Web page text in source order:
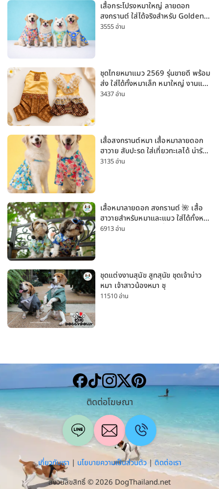
เสื้อกระโปรงหมาใหญ่ ลายดอก
สงกรานต์ ใส่ได้จริงสำหรับ Golden
Husky Labrador [อัปเดต 2026]
3555 อ่าน
ชุดไทยหมาแมว 2569 รุ่นขายดี พร้อม
ส่ง ใส่ได้ทั้งหมาเล็ก หมาใหญ่ งานแต่ง
สงกรานต์ ลอยกระทง
3437 อ่าน
เสื้อสงกรานต์หมา เสื้อหมาลายดอก
ฮาวาย สับปะรด ใส่เที่ยวทะเลได้ น่ารัก
ใส่ได้ทั้งหมาเล็กและหมาใหญ่
3135 อ่าน
เสื้อหมาลายดอก สงกรานต์ 🌺 เสื้อ
ฮาวายสำหรับหมาและแมว ใส่ได้ทั้งหมา
เล็กและหมาใหญ่ ใส่เที่ยวทะเลน่ารัก
6913 อ่าน
ชุดแต่งงานสุนัข สูทสุนัข ชุดเจ้าบ่าว
หมา เจ้าสาวน้องหมา ชุ
11510 อ่าน
ติดต่อโฆษณา
เกี่ยวกับเรา | นโยบายความเป็นส่วนตัว| ติดต่อเรา
สงวนลิขสิทธิ์ © 2026 DogThailand.net